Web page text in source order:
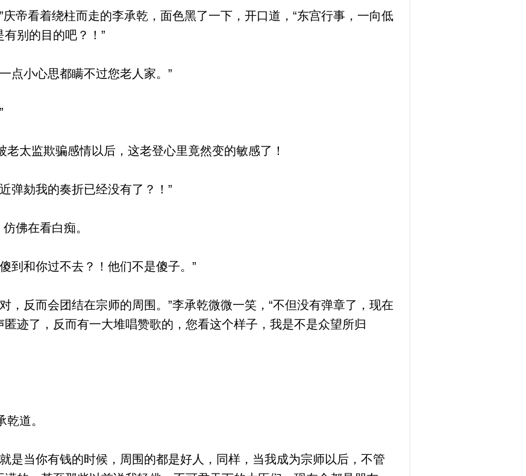
帝看着绕柱而走的李承乾，面色黑了一下，开口道，“东宫行事，一向低
别的目的吧？！”
点小心思都瞒不过您老人家。”
太监欺骗感情以后，这老登心里竟然变的敏感了！
弹劾我的奏折已经没有了？！”
佛在看白痴。
到和你过不去？！他们不是傻子。”
，反而会团结在宗师的周围。”李承乾微微一笑，“不但没有弹章了，现在
迹了，反而有一大堆唱赞歌的，您看这个样子，我是不是众望所归
道。
是当你有钱的时候，周围的都是好人，同样，当我成为宗师以后，不管